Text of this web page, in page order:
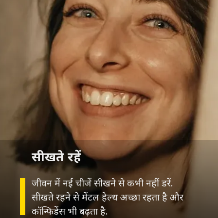
जीवन में नई चीजें सीखने से कभी नहीं डरें.
सीखते रहने से मेंटल हेल्थ अच्छा रहता है और
कॉन्फिडेंस भी बढ़ता है.
सीखते रहें